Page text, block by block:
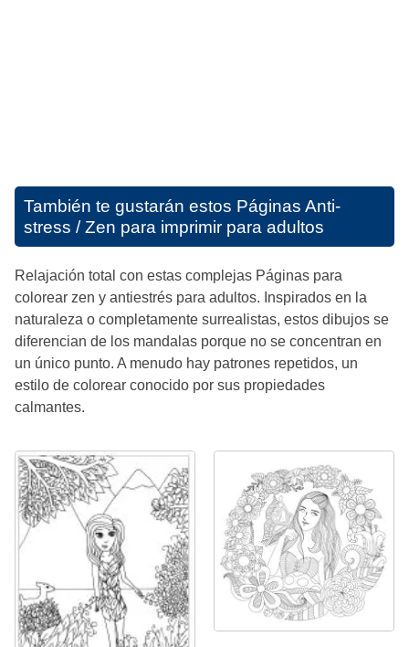
También te gustarán estos Páginas Anti-
stress / Zen para imprimir para adultos
Relajación total con estas complejas Páginas para
colorear zen y antiestrés para adultos. Inspirados en la
naturaleza o completamente surrealistas, estos dibujos se
diferencian de los mandalas porque no se concentran en
un único punto. A menudo hay patrones repetidos, un
estilo de colorear conocido por sus propiedades
calmantes.